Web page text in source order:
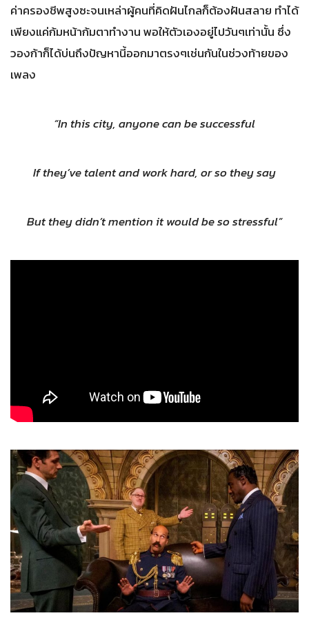
ค่าครองชีพสูงซะจนเหล่าผู้คนที่คิดฝันไกลก็ต้องฝันสลาย ทำได้
เพียงแค่ก้มหน้าก้มตาทำงาน พอให้ตัวเองอยู่ไปวันๆเท่านั้น ซึ่ง
วองก้าก็ได้บ่นถึงปัญหานี้ออกมาตรงๆเช่นกันในช่วงท้ายของ
เพลง
“In this city, anyone can be successful
If they’ve talent and work hard, or so they say
But they didn’t mention it would be so stressful”